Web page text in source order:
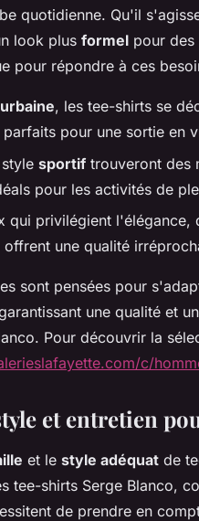
quotidienne. Qu'il
look plus formel pour
pour répondre à ces
urbaine, les tee-shirts se
pour une sortie en
sportif trouveront des
pour les activités de
qui privilégient l'élégance,
offrent une qualité
sont pensées pour
une qualité et
Pour découvrir la
c/
et entretien
et le style adéquat de
tee-shirts Serge Blanco,
de prendre en